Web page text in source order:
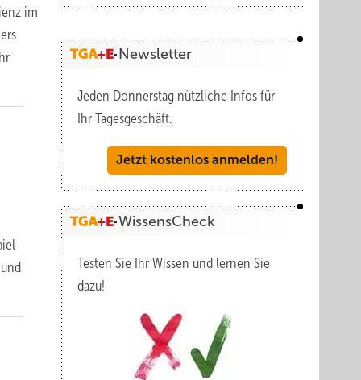
im
Newsletter
Jeden Donnerstag nützliche Infos für
Ihr Tagesgeschäft.
Jetzt kostenlos anmelden!
WissensCheck
Testen Sie Ihr Wissen und lernen Sie
dazu!